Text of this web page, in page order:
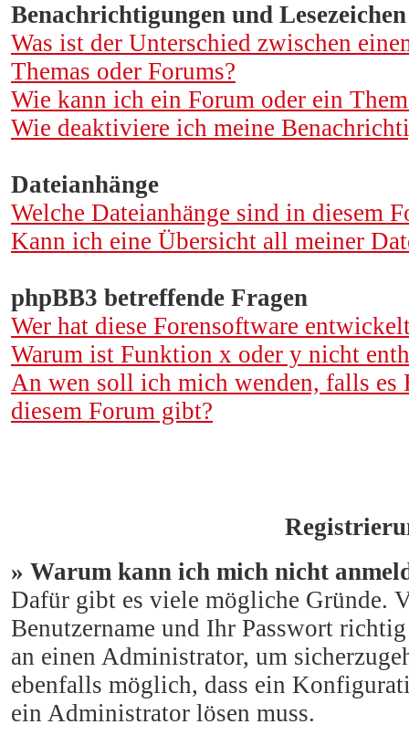
Benachrichtigungen und Lesezeichen
Was ist der Unterschied zwischen
Themas oder Forums?
Wie kann ich ein Forum oder ein
Wie deaktiviere ich meine
Dateianhänge
Welche Dateianhänge sind in diesem
Kann ich eine Übersicht all meiner
phpBB3 betreffende Fragen
Wer hat diese Forensoftware
Warum ist Funktion x oder y nicht
An wen soll ich mich wenden, falls es
diesem Forum gibt?
» Warum kann ich mich nicht
Dafür gibt es viele mögliche Gründe.
Benutzername und Ihr Passwort
an einen Administrator, um
ebenfalls möglich, dass ein
ein Administrator lösen muss.